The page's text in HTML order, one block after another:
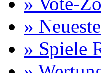
»
» Spiele